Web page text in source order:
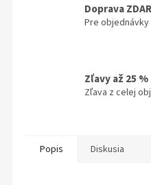
Doprava
Pre objednávky
Zľavy až 25 %
Zľava z celej
Popis Diskusia